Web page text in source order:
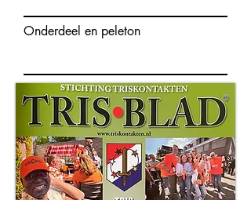
Onderdeel en peleton